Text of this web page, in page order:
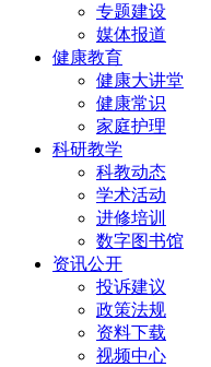
专题建设
媒体报道
健康教育
健康大讲堂
健康常识
家庭护理
科研教学
科教动态
学术活动
进修培训
数字图书馆
资讯公开
投诉建议
政策法规
资料下载
视频中心